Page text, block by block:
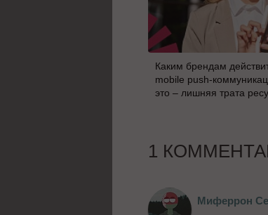
Каким брендам
mobile push-
это – лишняя трата
1
Миферрон